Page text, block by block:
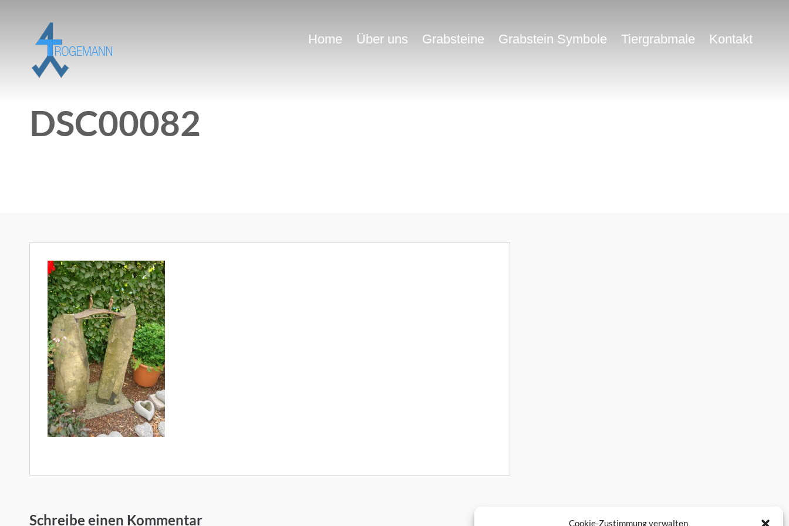
Cookie-Zustimmung verwalten
Home Über uns Grabsteine Grabstein Symbole Tiergrabmale Kontakt
DSC00082
Schreibe einen Kommentar